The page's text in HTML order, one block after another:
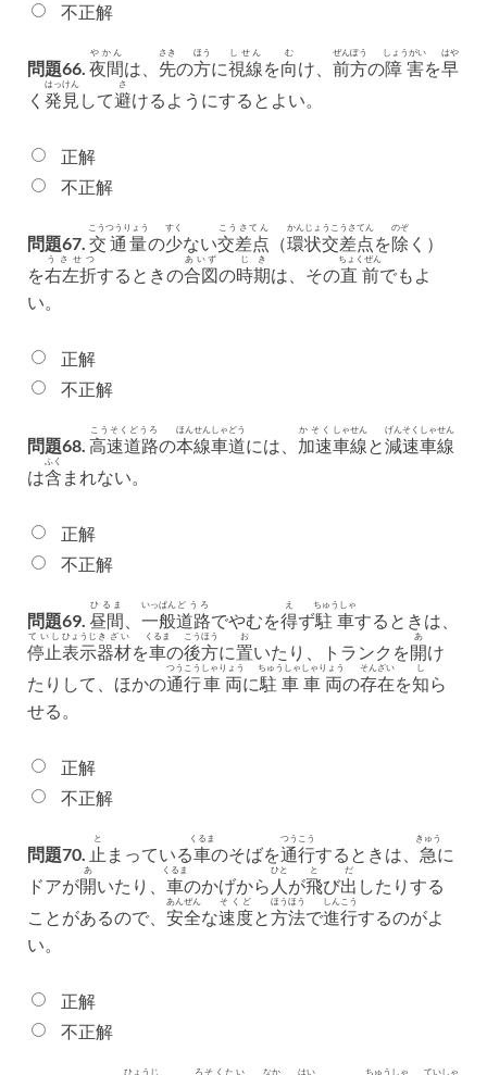
不正解
問題66. 夜間
やかん
は、 先
さき
の方
ほう
に視線
しせん
を向
む
け、 前方
ぜんぽう
の障害
しょうがい
を早
はや
く 発見
はっけん
して避
さ
けるようにするとよい。
正解
不正解
問題67. 交通量
こうつうりょう
の少
すく
ない交差点
こうさてん
（環状交差点
かんじょうこうさてん
を除
のぞ
く）
を右左折
うさせつ
するときの合図
あいず
の時期
じき
は、その直前
ちょくぜん
でもよ
い。
正解
不正解
問題68. 高速道路
こうそくどうろ
の本線
ほんせん
車道
しゃどう
には、 加速
かそく
車線
しゃせん
と減速
げんそく
車線
しゃせん
は含
ふく
まれない。
正解
不正解
問題69. 昼間
ひるま
一般
いっぱん
道路
どうろ
でやむを得
え
ず駐車
ちゅうしゃ
するときは、
停止
ていし
表示
ひょうじ
器材
きざい
を車
くるま
の後方
こうほう
に置
お
いたり、トランクを開
あ
け
たりして、ほかの通行
つうこう
車両
しゃりょう
に駐車
ちゅうしゃ
車両
しゃりょう
の存在
そんざい
を知
し
ら
せる。
正解
不正解
問題70. 止
と
まっている車
くるま
のそばを通行
つうこう
するときは、 急
きゅう
に
ドアが開
あ
いたり、 車
くるま
のかげから 人
ひと
が飛
と
び出
だ
したりする
ことがあるので、 安全
あんぜん
な速度
そくど
と方法
ほうほう
で進行
しんこう
するのがよ
い。
正解
不正解
ひょうじ ろそくたい なか はい ちゅうしゃ ていしゃ